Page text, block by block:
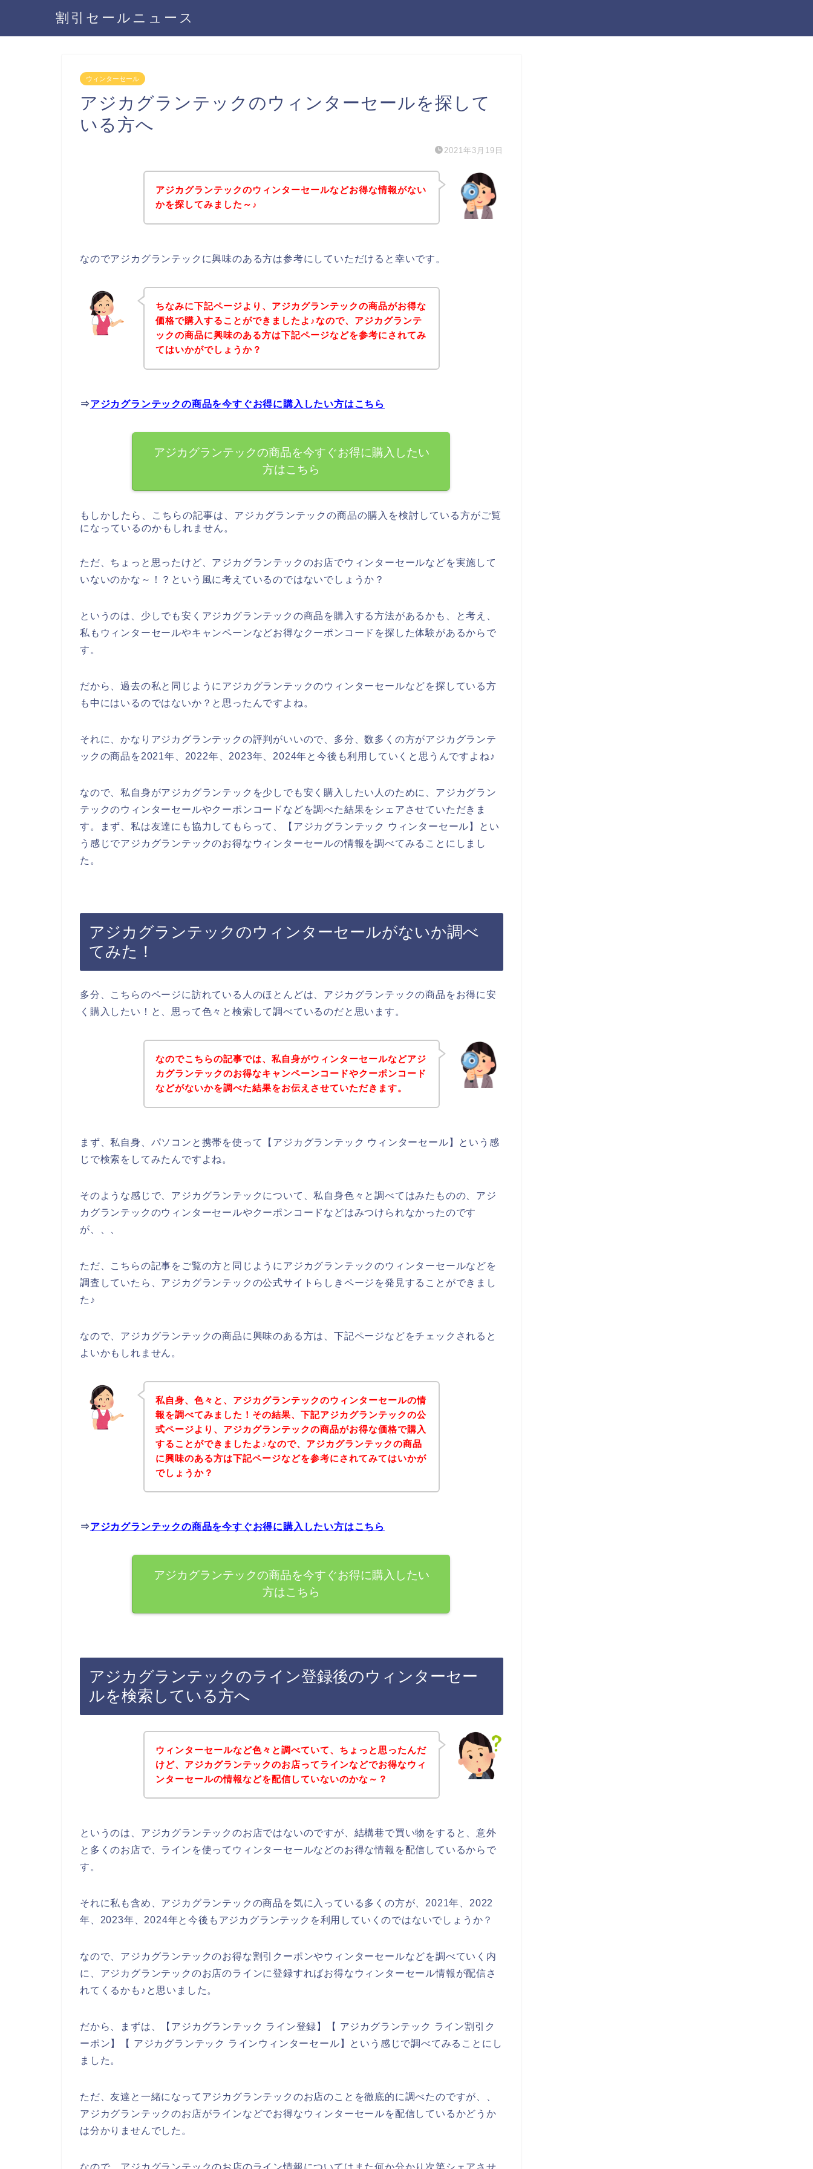
割引セールニュース
ウィンターセール
アジカグランテックのウィンターセールを探して
いる方へ
2021年3月19日
アジカグランテックのウィンターセールなどお得な情報がない
かを探してみました～♪
なのでアジカグランテックに興味のある方は参考にしていただけると幸いです。
ちなみに下記ページより、アジカグランテックの商品がお得な
価格で購入することができましたよ♪なので、アジカグランテ
ックの商品に興味のある方は下記ページなどを参考にされてみ
てはいかがでしょうか？
⇒アジカグランテックの商品を今すぐお得に購入したい方はこちら
アジカグランテックの商品を今すぐお得に購入したい
方はこちら
もしかしたら、こちらの記事は、アジカグランテックの商品の購入を検討している方がご覧
になっているのかもしれません。
ただ、ちょっと思ったけど、アジカグランテックのお店でウィンターセールなどを実施して
いないのかな～！？という風に考えているのではないでしょうか？
というのは、少しでも安くアジカグランテックの商品を購入する方法があるかも、と考え、
私もウィンターセールやキャンペーンなどお得なクーポンコードを探した体験があるからで
す。
だから、過去の私と同じようにアジカグランテックのウィンターセールなどを探している方
も中にはいるのではないか？と思ったんですよね。
それに、かなりアジカグランテックの評判がいいので、多分、数多くの方がアジカグランテ
ックの商品を2021年、2022年、2023年、2024年と今後も利用していくと思うんですよね♪
なので、私自身がアジカグランテックを少しでも安く購入したい人のために、アジカグラン
テックのウィンターセールやクーポンコードなどを調べた結果をシェアさせていただきま
す。まず、私は友達にも協力してもらって、【アジカグランテック ウィンターセール】とい
う感じでアジカグランテックのお得なウィンターセールの情報を調べてみることにしまし
た。
アジカグランテックのウィンターセールがないか調べ
てみた！
多分、こちらのページに訪れている人のほとんどは、アジカグランテックの商品をお得に安
く購入したい！と、思って色々と検索して調べているのだと思います。
なのでこちらの記事では、私自身がウィンターセールなどアジ
カグランテックのお得なキャンペーンコードやクーポンコード
などがないかを調べた結果をお伝えさせていただきます。
まず、私自身、パソコンと携帯を使って【アジカグランテック ウィンターセール】という感
じで検索をしてみたんですよね。
そのような感じで、アジカグランテックについて、私自身色々と調べてはみたものの、アジ
カグランテックのウィンターセールやクーポンコードなどはみつけられなかったのです
が、、、
ただ、こちらの記事をご覧の方と同じようにアジカグランテックのウィンターセールなどを
調査していたら、アジカグランテックの公式サイトらしきページを発見することができまし
た♪
なので、アジカグランテックの商品に興味のある方は、下記ページなどをチェックされると
よいかもしれません。
私自身、色々と、アジカグランテックのウィンターセールの情
報を調べてみました！その結果、下記アジカグランテックの公
式ページより、アジカグランテックの商品がお得な価格で購入
することができましたよ♪なので、アジカグランテックの商品
に興味のある方は下記ページなどを参考にされてみてはいかが
でしょうか？
⇒アジカグランテックの商品を今すぐお得に購入したい方はこちら
アジカグランテックの商品を今すぐお得に購入したい
方はこちら
アジカグランテックのライン登録後のウィンターセー
ルを検索している方へ
ウィンターセールなど色々と調べていて、ちょっと思ったんだ
けど、アジカグランテックのお店ってラインなどでお得なウィ
ンターセールの情報などを配信していないのかな～？
というのは、アジカグランテックのお店ではないのですが、結構巷で買い物をすると、意外
と多くのお店で、ラインを使ってウィンターセールなどのお得な情報を配信しているからで
す。
それに私も含め、アジカグランテックの商品を気に入っている多くの方が、2021年、2022
年、2023年、2024年と今後もアジカグランテックを利用していくのではないでしょうか？
なので、アジカグランテックのお得な割引クーポンやウィンターセールなどを調べていく内
に、アジカグランテックのお店のラインに登録すればお得なウィンターセール情報が配信さ
れてくるかも♪と思いました。
だから、まずは、【アジカグランテック ライン登録】【 アジカグランテック ライン割引ク
ーポン】【 アジカグランテック ラインウィンターセール】という感じで調べてみることにし
ました。
ただ、友達と一緒になってアジカグランテックのお店のことを徹底的に調べたのですが、、
アジカグランテックのお店がラインなどでお得なウィンターセールを配信しているかどうか
は分かりませんでした。